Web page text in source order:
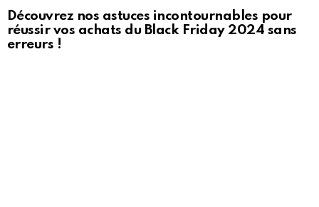
Découvrez nos astuces incontournables pour
réussir vos achats du Black Friday 2024 sans
erreurs !